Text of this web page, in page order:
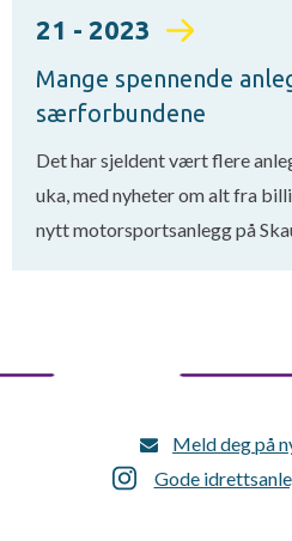
21 - 2023
Mange spennende
særforbundene
Det har sjeldent vært flere
uka, med nyheter om alt fra
nytt motorsportsanlegg på
Meld deg på
Gode